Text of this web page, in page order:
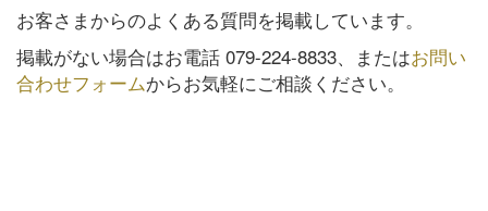
お客さまからのよくある質問を掲載しています。
掲載がない場合はお電話 079-224-8833、またはお問い
合わせフォームからお気軽にご相談ください。